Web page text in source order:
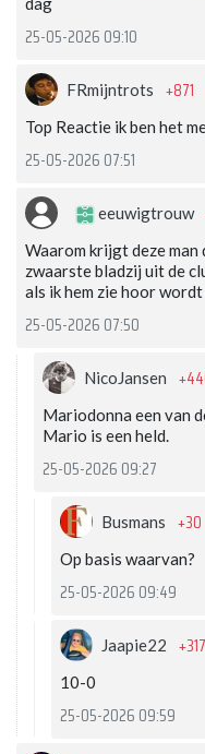
25-05-2026 09:10
FRmijntrots +871
Top Reactie ik ben het
25-05-2026 07:51
eeuwigtrouw
Waarom krijgt deze
zwaarste bladzij uit de
als ik hem zie hoor
25-05-2026 07:50
NicoJansen
Mariodonna een van
Mario is een held.
25-05-2026 09:27
Busmans +30
Op basis waarvan?
25-05-2026 09:49
Jaapie22
10-0
25-05-2026 09:59